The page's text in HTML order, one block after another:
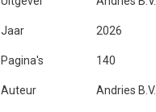
Jaar 2026
Pagina's 140
Auteur Andries B.V.